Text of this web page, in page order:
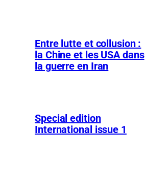
Entre lutte et collusion :
la Chine et les USA dans
la guerre en Iran
Special edition
International issue 1